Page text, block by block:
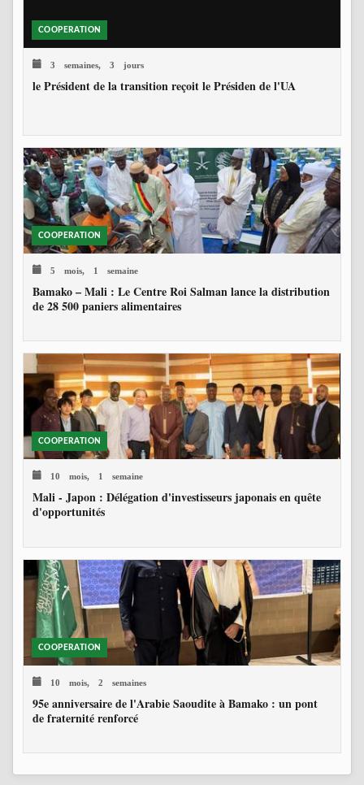
COOPERATION
3 semaines, 3 jours
le Président de la transition reçoit le Présiden de l'UA
COOPERATION
5 mois, 1 semaine
Bamako – Mali : Le Centre Roi Salman lance la distribution
de 28 500 paniers alimentaires
COOPERATION
10 mois, 1 semaine
Mali - Japon : Délégation d'investisseurs japonais en quête
d'opportunités
COOPERATION
10 mois, 2 semaines
95e anniversaire de l'Arabie Saoudite à Bamako : un pont
de fraternité renforcé